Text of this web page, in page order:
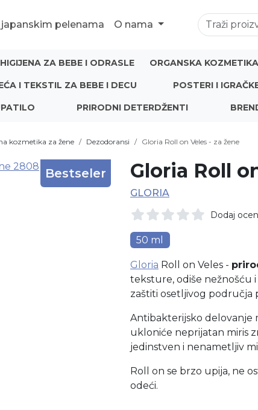
japanskim pelenama O nama
ZA BEBE I ODRASLE ORGANSKA
I TEKSTIL ZA BEBE I DECU POSTERI I
PRIRODNI DETERDŽENTI
kozmetika za žene Dezodoransi Gloria Roll on Veles - za žene
Bestseler Gloria Roll
GLORIA
Dodaj
50 ml
Gloria Roll on Veles -
teksture, odiše nežnošću
zaštiti osetljivog područja
Antibakterijsko delovanje
ukloniće neprijatan miris
jedinstven i nenametljiv
Roll on se brzo upija, ne
odeći.